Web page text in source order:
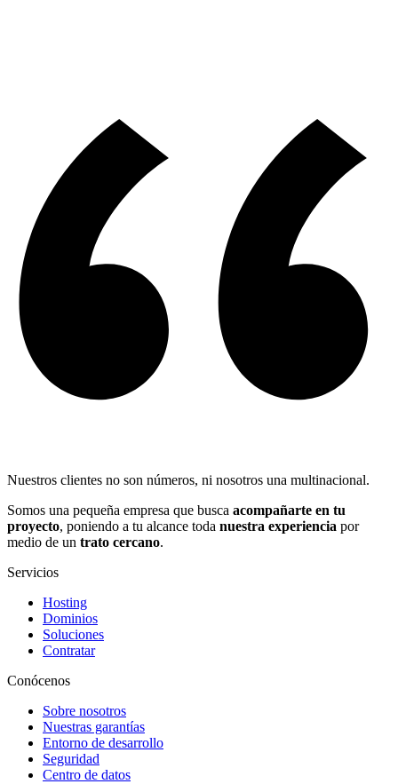
Nuestros clientes no son números, ni nosotros una multinacional.
Somos una pequeña empresa que busca acompañarte en tu
proyecto, poniendo a tu alcance toda nuestra experiencia por
medio de un trato cercano.
Servicios
Hosting
Dominios
Soluciones
Contratar
Conócenos
Sobre nosotros
Nuestras garantías
Entorno de desarrollo
Seguridad
Centro de datos